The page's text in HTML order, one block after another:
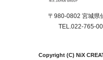
〒980-0802 宮城県
TEL.022-765-
Copyright (C) NiX